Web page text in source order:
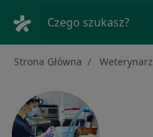
Czego szukasz?
Strona Główna Weterynarz